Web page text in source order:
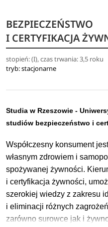
BEZPIECZEŃSTWO
I CERTYFIKACJA
stopień: (I), czas trwania: 3,5 roku
tryb: stacjonarne
Studia w Rzeszowie -
studiów bezpieczeństwo i
Współczesny konsument
własnym zdrowiem i
spożywanej żywności.
i certyfikacja żywności,
szerokiej wiedzy z zakresu
i eliminacji różnych
zarówno surowce jak i